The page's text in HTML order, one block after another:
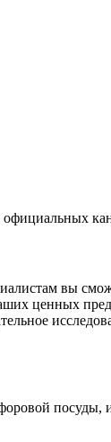
вы
ценных
посуды,